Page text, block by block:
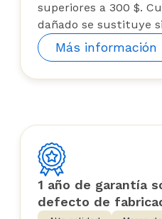
superiores a 300 $.
dañado se sustituye
Más información
1 año de garantía
defecto de